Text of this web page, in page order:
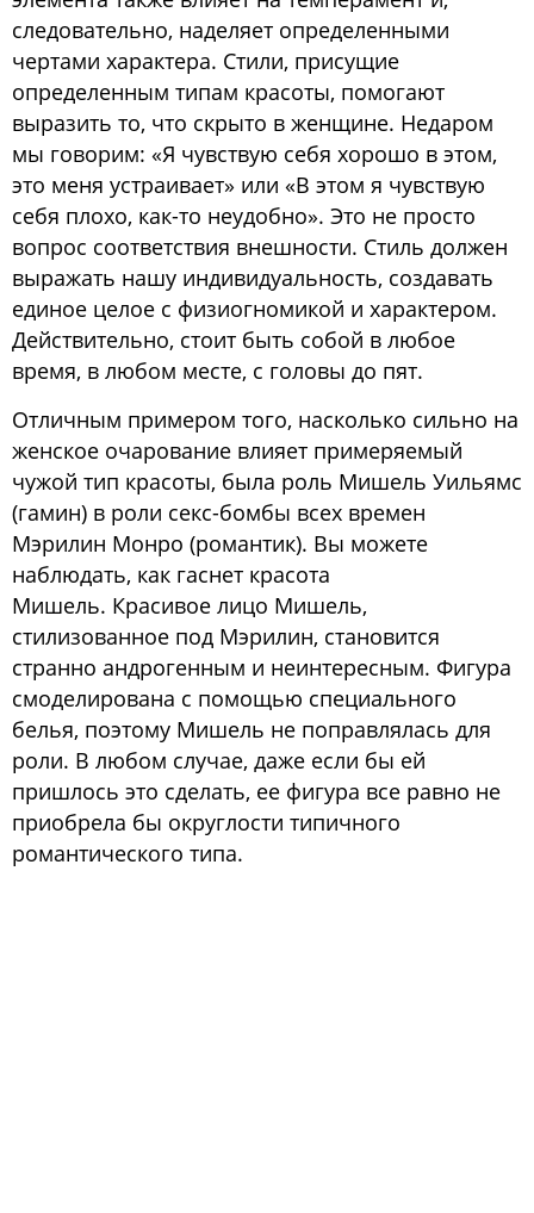
следовательно, наделяет определенными
чертами характера. Стили, присущие
определенным типам красоты, помогают
выразить то, что скрыто в женщине. Недаром
мы говорим: «Я чувствую себя хорошо в этом,
это меня устраивает» или «В этом я чувствую
себя плохо, как-то неудобно». Это не просто
вопрос соответствия внешности. Стиль должен
выражать нашу индивидуальность, создавать
единое целое с физиогномикой и характером.
Действительно, стоит быть собой в любое
время, в любом месте, с головы до пят.
Отличным примером того, насколько сильно на
женское очарование влияет примеряемый
чужой тип красоты, была роль Мишель Уильямс
(гамин) в роли секс-бомбы всех времен
Мэрилин Монро (романтик). Вы можете
наблюдать, как гаснет красота
Мишель. Красивое лицо Мишель,
стилизованное под Мэрилин, становится
странно андрогенным и неинтересным. Фигура
смоделирована с помощью специального
белья, поэтому Мишель не поправлялась для
роли. В любом случае, даже если бы ей
пришлось это сделать, ее фигура все равно не
приобрела бы округлости типичного
романтического типа.